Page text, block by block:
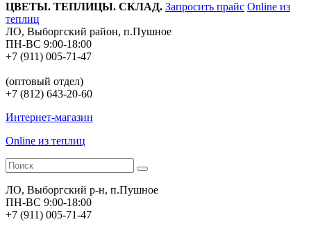
ЦВЕТЫ. ТЕПЛИЦЫ. СКЛАД. Запросить прайс Online из
теплиц
ЛО, Выборгский район, п.Пушное
ПН-ВС 9:00-18:00
+7 (911) 005-71-47
(оптовый отдел)
+7 (812) 643-20-60
Интернет-магазин
Online из теплиц
ЛО, Выборгский р-н, п.Пушное
ПН-ВС 9:00-18:00
+7 (911) 005-71-47